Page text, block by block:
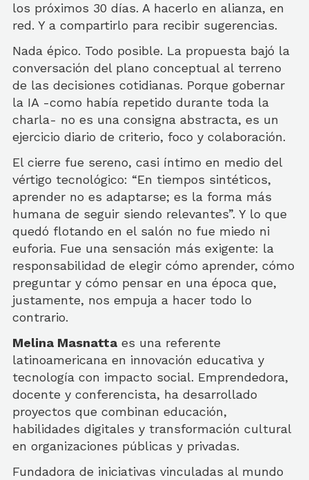
los próximos 30 días. A hacerlo en alianza, en
red. Y a compartirlo para recibir sugerencias.
Nada épico. Todo posible. La propuesta bajó la
conversación del plano conceptual al terreno
de las decisiones cotidianas. Porque gobernar
la IA -como había repetido durante toda la
charla- no es una consigna abstracta, es un
ejercicio diario de criterio, foco y colaboración.
El cierre fue sereno, casi íntimo en medio del
vértigo tecnológico: “En tiempos sintéticos,
aprender no es adaptarse; es la forma más
humana de seguir siendo relevantes”. Y lo que
quedó flotando en el salón no fue miedo ni
euforia. Fue una sensación más exigente: la
responsabilidad de elegir cómo aprender, cómo
preguntar y cómo pensar en una época que,
justamente, nos empuja a hacer todo lo
contrario.
Melina Masnatta es una referente
latinoamericana en innovación educativa y
tecnología con impacto social. Emprendedora,
docente y conferencista, ha desarrollado
proyectos que combinan educación,
habilidades digitales y transformación cultural
en organizaciones públicas y privadas.
Fundadora de iniciativas vinculadas al mundo